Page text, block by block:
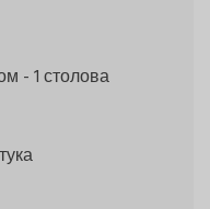
- 1 столова